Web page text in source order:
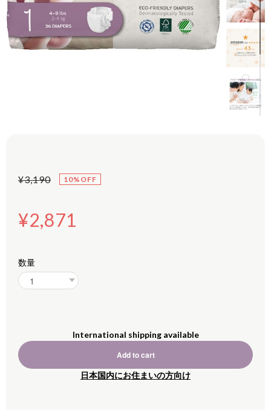
¥3,190 10%OFF
¥2,871
数量
International shipping available
Add to cart
日本国内にお住まいの方向け